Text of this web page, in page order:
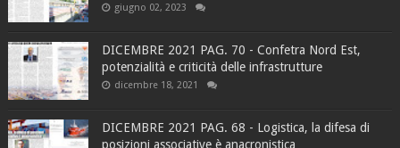
giugno 02, 2023
DICEMBRE 2021 PAG. 70 - Confetra Nord Est,
potenzialità e criticità delle infrastrutture
dicembre 18, 2021
DICEMBRE 2021 PAG. 68 - Logistica, la difesa di
posizioni associative è anacronistica